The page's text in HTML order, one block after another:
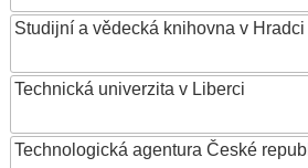
Studijní a vědecká knihovna v
Technická univerzita v Liberci
Technologická agentura České